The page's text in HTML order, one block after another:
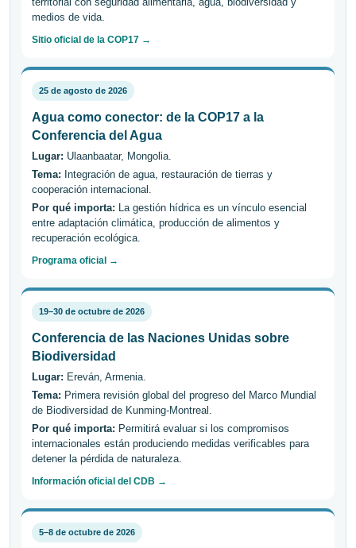
medios de vida.
Sitio oficial de la COP17 →
25 de agosto de 2026
Agua como conector: de la COP17 a la
Conferencia del Agua
Lugar: Ulaanbaatar, Mongolia.
Tema: Integración de agua, restauración de tierras y
cooperación internacional.
Por qué importa: La gestión hídrica es un vínculo esencial
entre adaptación climática, producción de alimentos y
recuperación ecológica.
Programa oficial →
19–30 de octubre de 2026
Conferencia de las Naciones Unidas sobre
Biodiversidad
Lugar: Ereván, Armenia.
Tema: Primera revisión global del progreso del Marco Mundial
de Biodiversidad de Kunming-Montreal.
Por qué importa: Permitirá evaluar si los compromisos
internacionales están produciendo medidas verificables para
detener la pérdida de naturaleza.
Información oficial del CDB →
5–8 de octubre de 2026